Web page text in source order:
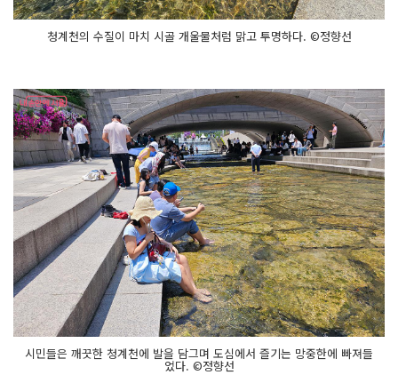
청계천의 수질이 마치 시골 개울물처럼 맑고 투명하다. ©정향선
시민들은 깨끗한 청계천에 발을 담그며 도심에서 즐기는 망중한에 빠져들
었다. ©정향선